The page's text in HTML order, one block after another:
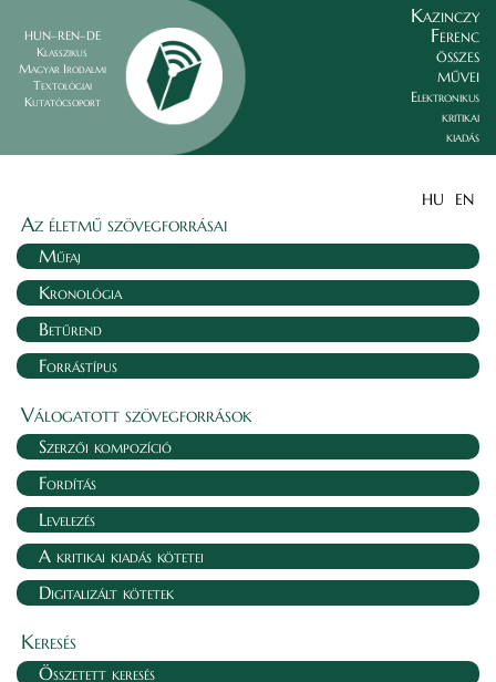
HUN–REN–DE
Klasszikus
Magyar Irodalmi
Textológiai
Kutatócsoport
Kazinczy
Ferenc
összes
művei
Elektronikus
kritikai
kiadás
HU EN
Az életmű szövegforrásai
Műfaj
Kronológia
Betűrend
Forrástípus
Válogatott szövegforrások
Szerzői kompozíció
Fordítás
Levelezés
A kritikai kiadás kötetei
Digitalizált kötetek
Keresés
Összetett keresés